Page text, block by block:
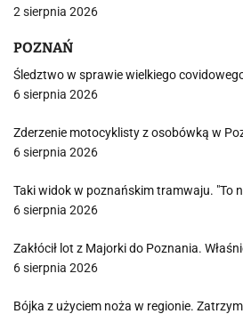
2 sierpnia 2026
POZNAŃ
Śledztwo w sprawie wielkiego
6 sierpnia 2026
Zderzenie motocyklisty z osobówką w
6 sierpnia 2026
Taki widok w poznańskim tramwaju. "To
6 sierpnia 2026
Zakłócił lot z Majorki do Poznania.
6 sierpnia 2026
Bójka z użyciem noża w regionie.